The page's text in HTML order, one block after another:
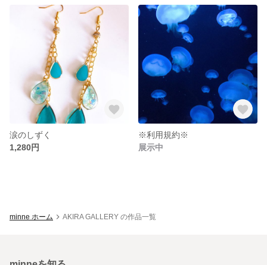
涙のしずく
1,280円
※利用規約※
展示中
minne ホーム AKIRA GALLERY の作品一覧